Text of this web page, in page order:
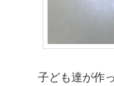
子ども達が作